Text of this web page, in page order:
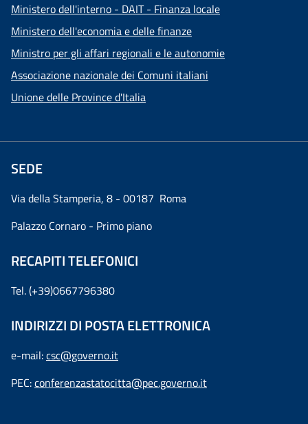
Ministero dell'interno - DAIT - Finanza locale
Ministero dell'economia e delle finanze
Ministro per gli affari regionali e le autonomie
Associazione nazionale dei Comuni italiani
Unione delle Province d'Italia
SEDE
Via della Stamperia, 8 - 00187 Roma
Palazzo Cornaro - Primo piano
RECAPITI TELEFONICI
Tel. (+39)0667796380
INDIRIZZI DI POSTA ELETTRONICA
e-mail:csc@governo.it
PEC:conferenzastatocitta@pec.governo.it